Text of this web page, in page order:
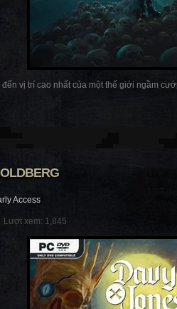
đến vị trí cao nhất của một thế giới ngầm
Access
Lượt xem: 1,845